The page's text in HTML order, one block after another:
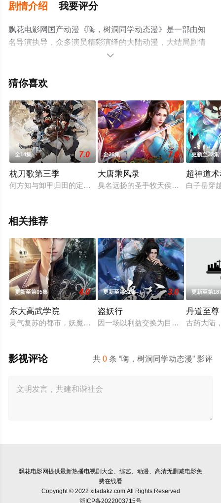
剧情介绍 我要评分
飘花电影网国产动漫《嗨，树洞同学动态漫》是一部由知
名导演执导，众多演员精彩演绎的大陆动漫，大结局剧情
已揭晓（全32集），手机免费观看高清未删减完整版动漫
视猫或剧情网等平台了解。
。

猜你喜欢
全14集 7.0
枕刀歌第三季
何方知与卸甲归田的定武侯告别之后，与退隐后的周骆宾一起
全26集 7.0
大唐乘风录
臭名远扬的圣手牧天侯突遭暗算，引
更新至32集
超神道
白子岳穿
相关推荐
更新至第05集 4.0
东大高武学院
灵气复苏的都市，妖魔入侵威胁来袭，天生废灵根的少年秦雨
更新至第51集 3.0
盗妖行
因一场以利益交换为目的的联姻，太
更新至第
丹道至尊
古药大陆
共0 条 “嗨，树洞同学动态漫” 影评
影视评论
飘花电影网提供最新热播电视剧大全、综艺、动漫、高清无删减电影免
费在线看
Copyright © 2022 xifadakz.com All Rights Reserved
浙ICP备2022003715号